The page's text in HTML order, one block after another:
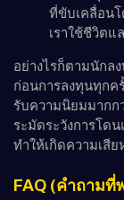
ที่ขับเคลื่อน
เราใช้ชีวิตแ
อย่างไรก็ตามนักล
ก่อนการลงทุนทุกค
รับความนิยมมากก
ระมัดระวังการโด
ทำให้เกิดความเสีย
FAQ (คำถามที่